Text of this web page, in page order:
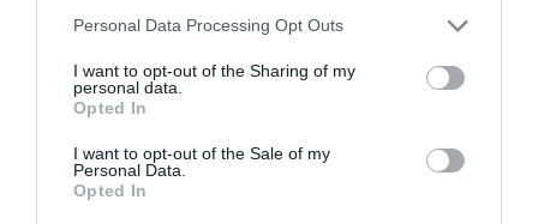
Please note that this website/app uses one or more Google
not limited to your visit or usage behaviour. You may click to
grant or deny consent to Google and its third-party tags to
use your data for below specified purposes in below Google
consent section.
Personal Data Processing Opt Outs
I want to opt-out of the Sharing of my
personal data.
Opted In
I want to opt-out of the Sale of my
Personal Data.
Opted In
καταστροφή του 2021
Νέο τροχαίο με υλικές ζημιές
07.08.2026 | 21:40
καταγγέλλοντας
αποφάσεων
έγκλημα διαρκές και